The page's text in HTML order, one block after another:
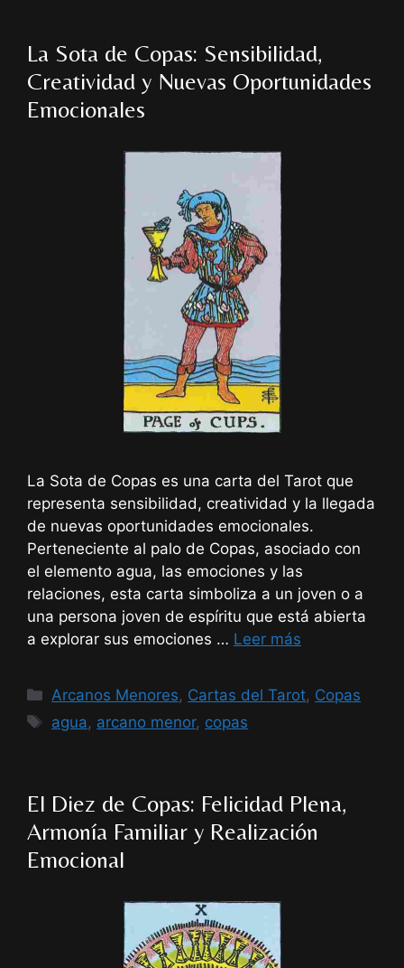
La Sota de Copas: Sensibilidad,
Creatividad y Nuevas Oportunidades
Emocionales
La Sota de Copas es una carta del Tarot que
representa sensibilidad, creatividad y la llegada
de nuevas oportunidades emocionales.
Perteneciente al palo de Copas, asociado con
el elemento agua, las emociones y las
relaciones, esta carta simboliza a un joven o a
una persona joven de espíritu que está abierta
a explorar sus emociones … Leer más
Categorías
Arcanos Menores, Cartas del Tarot, Copas
Etiquetas
agua, arcano menor, copas
El Diez de Copas: Felicidad Plena,
Armonía Familiar y Realización
Emocional